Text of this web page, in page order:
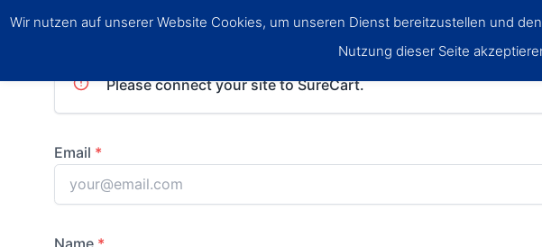
Wir nutzen auf unserer Website Cookies, um unseren Dienst bereitzustellen und
Nutzung dieser Seite